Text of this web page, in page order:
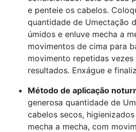
e penteie os cabelos.
quantidade de Umectação
úmidos e enluve mecha a
movimentos de cima para
movimento repetidas
resultados. Enxágue e
Método de aplicação
generosa quantidade de
cabelos secos,
mecha a mecha, com